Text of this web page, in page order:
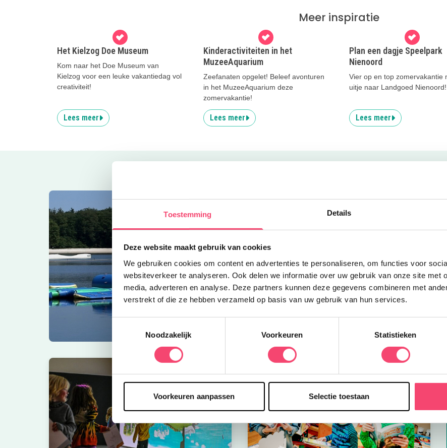
Toestemming Details
Deze website maakt gebruik van cookies
We gebruiken cookies om content en advertenties te personaliseren, om functies voor
websiteverkeer te analyseren. Ook delen we informatie over uw gebruik van onze site met
media, adverteren en analyse. Deze partners kunnen deze gegevens combineren met
verstrekt of die ze hebben verzameld op basis van uw gebruik van hun services.
Noodzakelijk
Voorkeuren Statistieken
Voorkeuren aanpassen Selectie toestaan
Meer inspiratie
Het Kielzog Doe Museum
Kom naar het Doe Museum van
Kielzog voor een leuke vakantiedag vol
creativiteit!
Lees meer
Kinderactiviteiten in het
MuzeeAquarium
Zeefanaten opgelet! Beleef avonturen
in het MuzeeAquarium deze
zomervakantie!
Lees meer
Plan een dagje Speelpark
Nienoord
Vier op en top zomervakantie
uitje naar Landgoed Nienoord!
Lees meer